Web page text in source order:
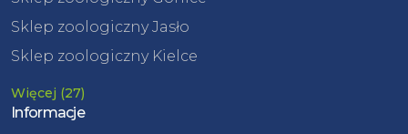
Sklep zoologiczny Jasło
Sklep zoologiczny Kielce
Więcej (27)
Informacje